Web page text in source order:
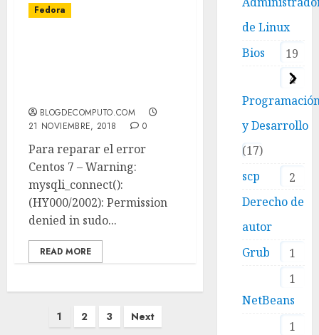
Fedora
BLOGDECOMPUTO.COM
21 NOVIEMBRE, 2018
0
Para reparar el error
Centos 7 – Warning:
mysqli_connect():
(HY000/2002): Permission
denied in sudo...
READ MORE
Paginación
1 2 3 Next
de Linux
19
Bios
4
y Desarrollo
17
scp
2
Derecho de
autor
1
Grub
1
NetBeans
1